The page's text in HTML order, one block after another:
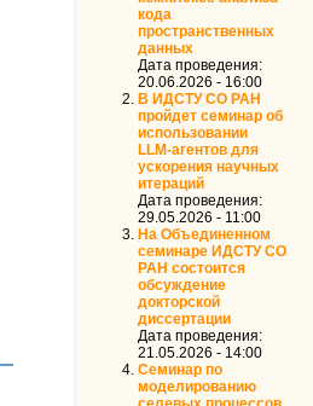
кода
пространственных
данных
Дата проведения:
20.06.2026 - 16:00
В ИДСТУ СО РАН
пройдет семинар об
использовании
LLM‑агентов для
ускорения научных
итераций
Дата проведения:
29.05.2026 - 11:00
На Объединенном
семинаре ИДСТУ СО
РАН состоится
обсуждение
докторской
диссертации
Дата проведения:
21.05.2026 - 14:00
Семинар по
моделированию